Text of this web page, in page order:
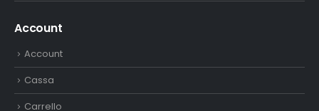
Account
Account
Cassa
Carrello